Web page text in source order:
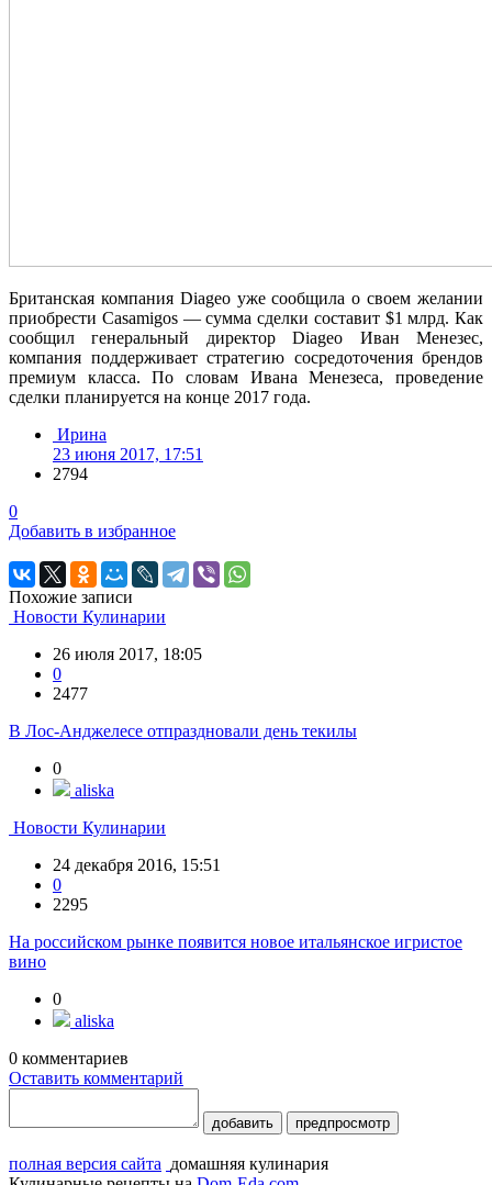
Британская компания Diageo уже сообщила о своем желании
приобрести Casamigos — сумма сделки составит $1 млрд. Как
сообщил генеральный директор Diageo Иван Менезес,
компания поддерживает стратегию сосредоточения брендов
премиум класса. По словам Ивана Менезеса, проведение
сделки планируется на конце 2017 года.
Ирина
23 июня 2017, 17:51
2794
0
Добавить в избранное
Похожие записи
Новости Кулинарии
26 июля 2017, 18:05
0
2477
В Лос-Анджелесе отпраздновали день текилы
0
aliska
Новости Кулинарии
24 декабря 2016, 15:51
0
2295
На российском рынке появится новое итальянское игристое
вино
0
aliska
0 комментариев
Оставить комментарий
добавить предпросмотр
полная версия сайта домашняя кулинария